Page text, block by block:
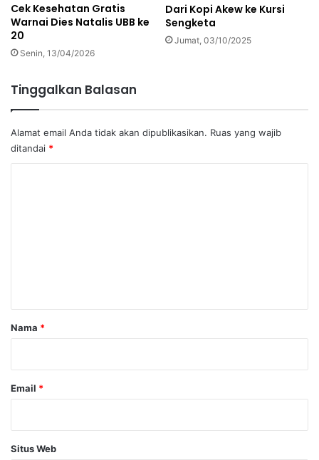
Cek Kesehatan Gratis
Warnai Dies Natalis UBB ke
20
Senin, 13/04/2026
Dari Kopi Akew ke Kursi
Sengketa
Jumat, 03/10/2025
Tinggalkan Balasan
Alamat email Anda tidak akan dipublikasikan. Ruas yang wajib
ditandai *
r
Nama *
Email *
Situs Web